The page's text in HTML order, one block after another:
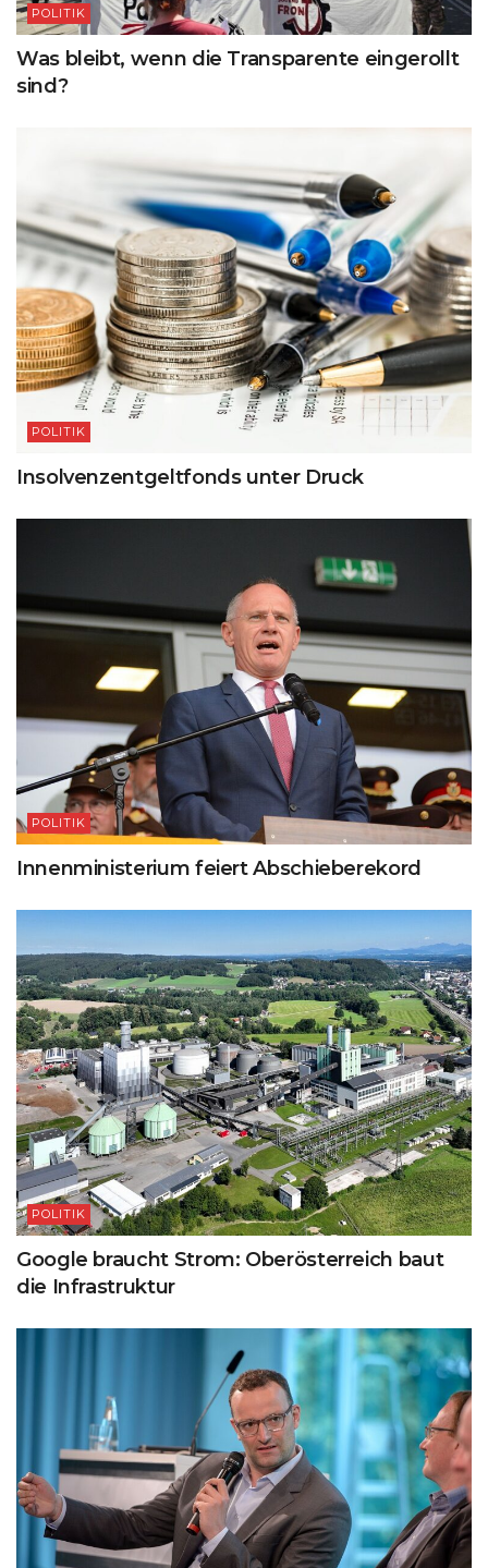
POLITIK
Was bleibt, wenn die Transparente eingerollt
sind?
POLITIK
Insolvenzentgeltfonds unter Druck
POLITIK
Innenministerium feiert Abschieberekord
POLITIK
Google braucht Strom: Oberösterreich baut
die Infrastruktur